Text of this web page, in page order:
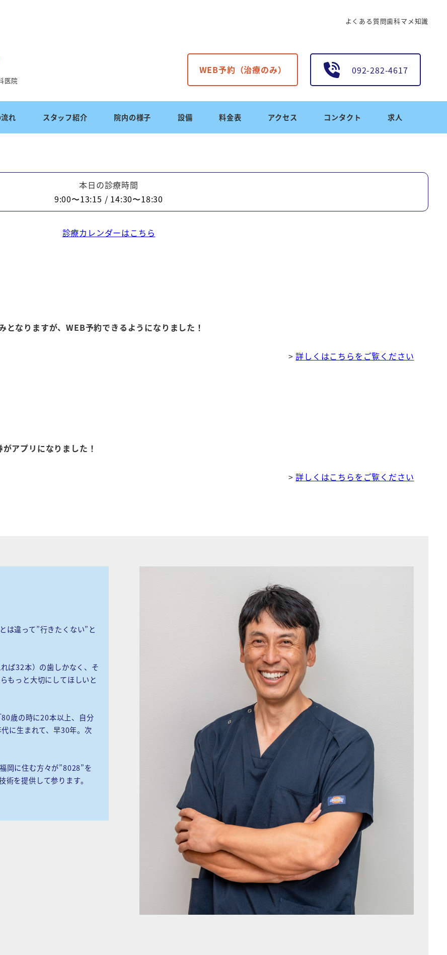
よくある質問歯科マメ知識
医院
WEB予約（治療のみ） 092-282-4617
れ スタッフ紹介 院内の様子 設備 料金表 アクセス コンタクト 求人
本日の診療時間
9:00〜13:15 / 14:30〜18:30
診療カレンダーはこちら
なりますが、WEB予約できるようになりました！
>詳しくはこちらをご覧ください
アプリになりました！
>詳しくはこちらをご覧ください
は違って”行きたくない”と
ば32本）の歯しかなく、そ
もっと大切にしてほしいと
歳の時に20本以上、自分
に生まれて、早30年。次
岡に住む方々が”8028”を
を提供して参ります。